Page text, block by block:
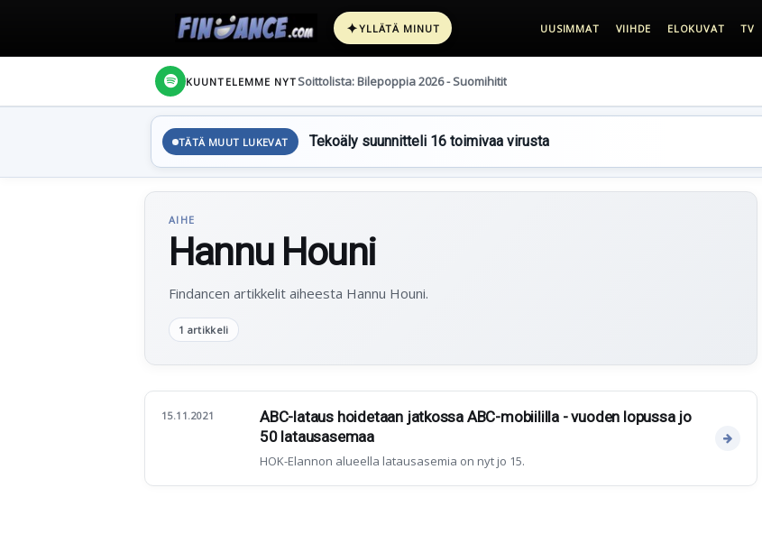
✦YLLÄTÄ MINUT UUSIMMAT VIIHDE ELOKUVAT TV
KUUNTELEMME NYT Soittolista: Bilepoppia 2026 - Suomihitit
TÄTÄ MUUT LUKEVAT Tekoäly suunnitteli 16 toimivaa virusta
AIHE
Hannu Houni
Findancen artikkelit aiheesta Hannu Houni.
1 artikkeli
15.11.2021
ABC-lataus hoidetaan jatkossa ABC-mobiililla - vuoden lopussa jo
50 latausasemaa
HOK-Elannon alueella latausasemia on nyt jo 15.